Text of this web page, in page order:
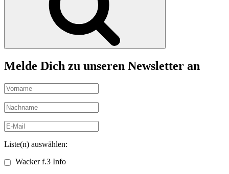
Melde Dich zu unseren Newsletter an
Liste(n) auswählen:
Wacker f.3 Info